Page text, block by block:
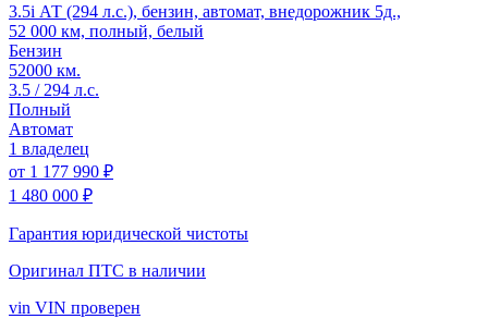
3.5i АТ (294 л.с.), бензин, автомат, внедорожник 5д.,
52 000 км, полный, белый
Бензин
52000 км.
3.5 / 294 л.с.
Полный
Автомат
1 владелец
от 1 177 990 ₽
1 480 000 ₽
Гарантия юридической чистоты
Оригинал ПТС в наличии
vin VIN проверен